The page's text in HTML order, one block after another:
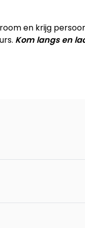
90 cm
en krijg
Kom langs en